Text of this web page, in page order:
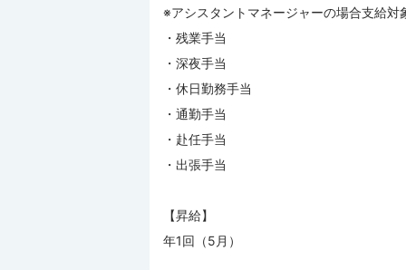
※アシスタントマネージャーの場合支給対
・残業手当
・深夜手当
・休日勤務手当
・通勤手当
・赴任手当
・出張手当
【昇給】
年1回（5月）